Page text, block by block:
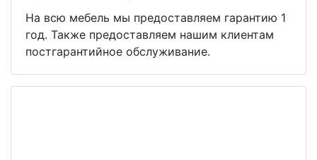
На всю мебель мы предоставляем гарантию 1
год. Также предоставляем нашим клиентам
постгарантийное обслуживание.